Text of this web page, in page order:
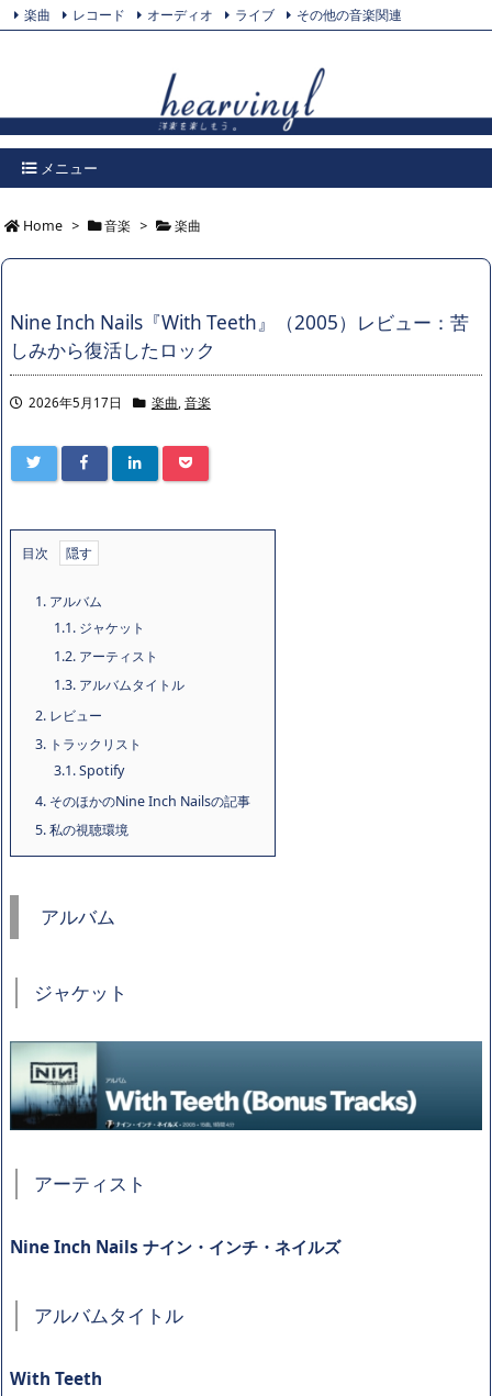
メニュー
楽曲 レコード オーディオ ライブ
その他の音楽関連
Home > 音楽 > 楽曲
Nine Inch Nails『With Teeth』（2005）レビュー：苦
しみから復活したロック
2026年5月17日 楽曲, 音楽
目次
1. アルバム
1.1. ジャケット
1.2. アーティスト
1.3. アルバムタイトル
2. レビュー
3. トラックリスト
3.1.Spotify
4. そのほかのNine Inch Nailsの記事
5.私の視聴環境
アルバム
ジャケット
アーティスト
Nine Inch Nails ナイン・インチ・ネイルズ
アルバムタイトル
With Teeth